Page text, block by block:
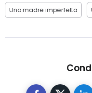
Una madre imperfetta